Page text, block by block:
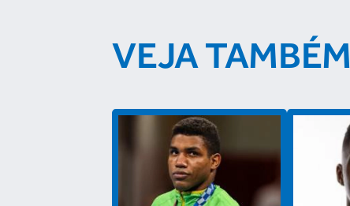
VEJA TAMBÉM